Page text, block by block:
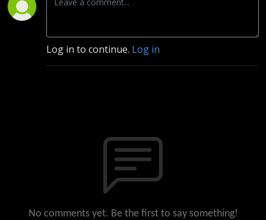
Log in to continue. Log in
No comments yet. Be the first to say something!